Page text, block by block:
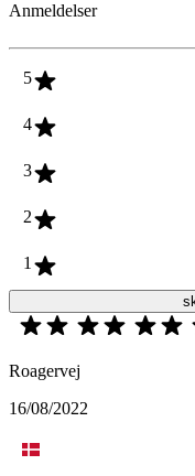
Anmeldelser
5
4
3
2
1
Roagervej
16/08/2022